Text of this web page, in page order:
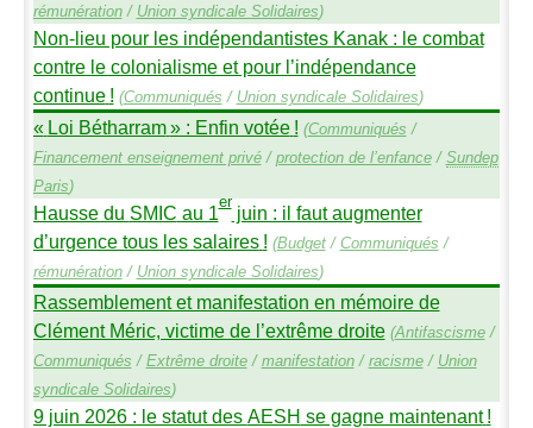
rémunération/ Union syndicale Solidaires)
Non-lieu pour les indépendantistes Kanak : le combat
contre le colonialisme et pour l’indépendance
continue ! (Communiqués / Union syndicale Solidaires)
« Loi Bétharram» : Enfin votée ! (Communiqués /
Financement enseignement privé/ protection de l’enfance/ Sundep
Paris)
Hausse du SMIC au 1erjuin : il faut augmenter
d’urgence tous les salaires ! (Budget/ Communiqués /
rémunération/ Union syndicale Solidaires)
Rassemblement et manifestation en mémoire de
Clément Méric, victime de l’extrême droite (Antifascisme/
Communiqués / Extrême droite/ manifestation/ racisme/ Union
syndicale Solidaires)
9 juin 2026 : le statut des AESH se gagne maintenant !